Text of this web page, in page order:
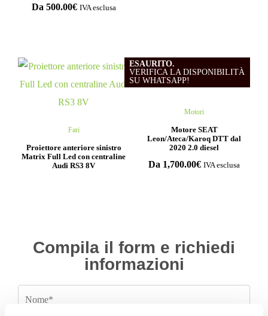
Da 500.00€ IVA esclusa
Fari
Proiettore anteriore sinistro
Matrix Full Led con centraline
Audi RS3 8V
Motori
ESAURITO.
VERIFICA LA DISPONIBILITÀ
SU WHATSAPP!
Motore SEAT
Leon/Ateca/Karoq DTT dal
2020 2.0 diesel
Da 1,700.00€ IVA esclusa
Compila il form e richiedi
informazioni